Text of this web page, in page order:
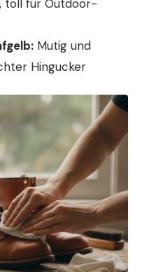
toll für Outdoor-
Mutig und
Hingucker